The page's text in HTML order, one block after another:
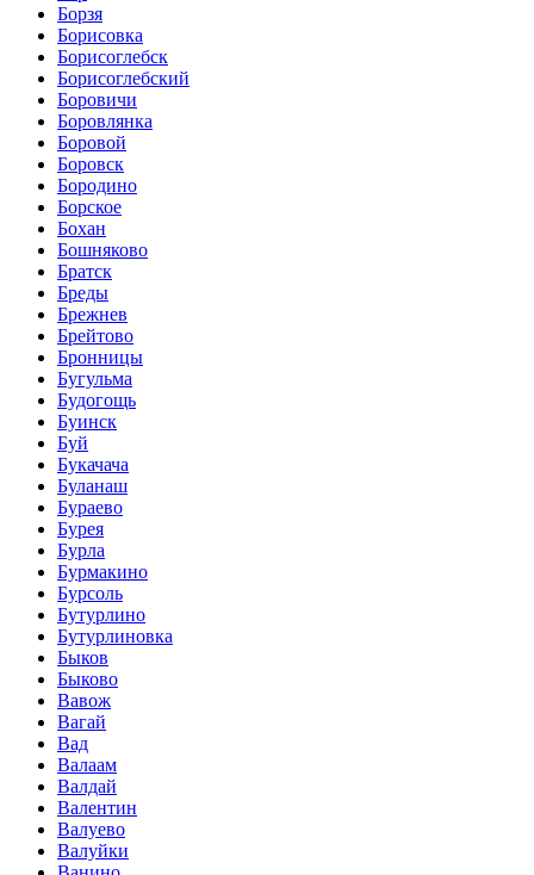
Борзя
Борисовка
Борисоглебск
Борисоглебский
Боровичи
Боровлянка
Боровой
Боровск
Бородино
Борское
Бохан
Бошняково
Братск
Бреды
Брежнев
Брейтово
Бронницы
Бугульма
Будогощь
Буинск
Буй
Букачача
Буланаш
Бураево
Бурея
Бурла
Бурмакино
Бурсоль
Бутурлино
Бутурлиновка
Быков
Быково
Вавож
Вагай
Вад
Валаам
Валдай
Валентин
Валуево
Валуйки